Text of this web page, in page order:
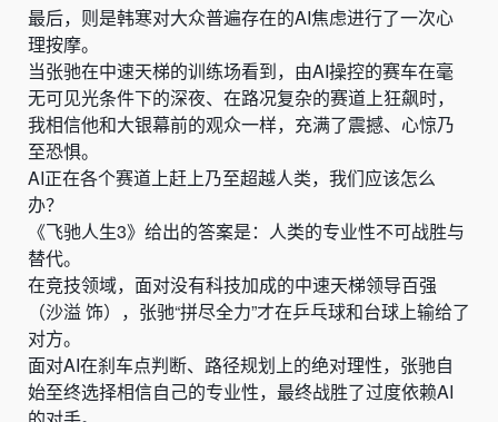
最后，则是韩寒对大众普遍存在的AI焦虑进行了一次心
理按摩。
当张驰在中速天梯的训练场看到，由AI操控的赛车在毫
无可见光条件下的深夜、在路况复杂的赛道上狂飙时，
我相信他和大银幕前的观众一样，充满了震撼、心惊乃
至恐惧。
AI正在各个赛道上赶上乃至超越人类，我们应该怎么
办？
《飞驰人生3》给出的答案是：人类的专业性不可战胜与
替代。
在竞技领域，面对没有科技加成的中速天梯领导百强
（沙溢 饰），张驰“拼尽全力”才在乒乓球和台球上输给了
对方。
面对AI在刹车点判断、路径规划上的绝对理性，张驰自
始至终选择相信自己的专业性，最终战胜了过度依赖AI